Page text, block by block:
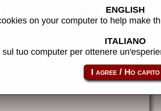
set 2) - Gioco
questo link: nitrobala
ENGLISH
on your computer to help make
ITALIANO
tuo computer per ottenere